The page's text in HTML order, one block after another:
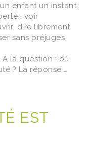
enfant un instant,
: voir
dire librement
sans préjugés
A la question : où
? La réponse …
EST